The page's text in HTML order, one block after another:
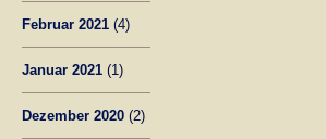
Februar 2021 (4)
Januar 2021 (1)
Dezember 2020 (2)